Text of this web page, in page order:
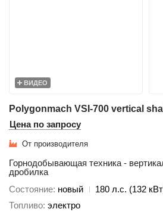
ВИДЕО
Polygonmach VSI-700 vertical
Цена по запросу
От производителя
Горнодобывающая техника -
дробилка
Состояние новый
180 л.с. (132
Топливо электро